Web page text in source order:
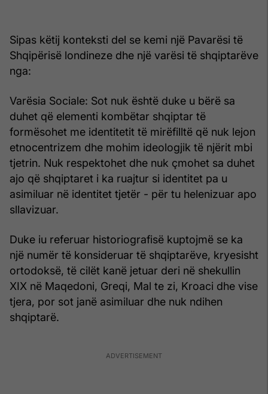
Sipas këtij konteksti del se kemi një Pavarësi të
Shqipërisë londineze dhe një varësi të shqiptarëve
nga:
Varësia Sociale: Sot nuk është duke u bërë sa
duhet që elementi kombëtar shqiptar të
formësohet me identitetit të mirëfilltë që nuk lejon
etnocentrizem dhe mohim ideologjik të njërit mbi
tjetrin. Nuk respektohet dhe nuk çmohet sa duhet
ajo që shqiptaret i ka ruajtur si identitet pa u
asimiluar në identitet tjetër - për tu helenizuar apo
sllavizuar.
Duke iu referuar historiografisë kuptojmë se ka
një numër të konsideruar të shqiptarëve, kryesisht
ortodoksë, të cilët kanë jetuar deri në shekullin
XIX në Maqedoni, Greqi, Mal te zi, Kroaci dhe vise
tjera, por sot janë asimiluar dhe nuk ndihen
shqiptarë.